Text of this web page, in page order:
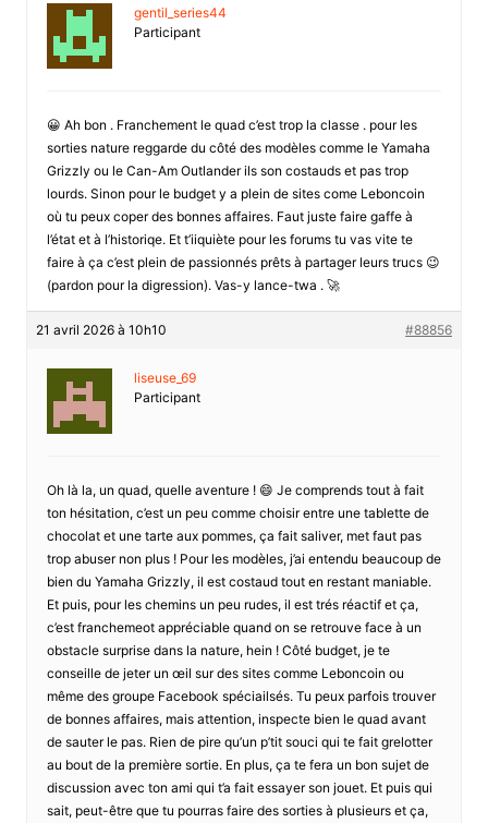
gentil_series44
Participant
😀 Ah bon . Franchement le quad c’est trop la classe . pour les
sorties nature reggarde du côté des modèles comme le Yamaha
Grizzly ou le Can-Am Outlander ils son costauds et pas trop
lourds. Sinon pour le budget y a plein de sites come Leboncoin
où tu peux coper des bonnes affaires. Faut juste faire gaffe à
l’état et à l’historiqe. Et t’iiquiète pour les forums tu vas vite te
faire à ça c’est plein de passionnés prêts à partager leurs trucs 😉
(pardon pour la digression). Vas-y lance-twa . 🚀
21 avril 2026 à 10h10 #88856
liseuse_69
Participant
Oh là la, un quad, quelle aventure ! 😄 Je comprends tout à fait
ton hésitation, c’est un peu comme choisir entre une tablette de
chocolat et une tarte aux pommes, ça fait saliver, met faut pas
trop abuser non plus ! Pour les modèles, j’ai entendu beaucoup de
bien du Yamaha Grizzly, il est costaud tout en restant maniable.
Et puis, pour les chemins un peu rudes, il est trés réactif et ça,
c’est franchemeot appréciable quand on se retrouve face à un
obstacle surprise dans la nature, hein ! Côté budget, je te
conseille de jeter un œil sur des sites comme Leboncoin ou
même des groupe Facebook spéciailsés. Tu peux parfois trouver
de bonnes affaires, mais attention, inspecte bien le quad avant
de sauter le pas. Rien de pire qu’un p’tit souci qui te fait grelotter
au bout de la première sortie. En plus, ça te fera un bon sujet de
discussion avec ton ami qui t’a fait essayer son jouet. Et puis qui
sait, peut-être que tu pourras faire des sorties à plusieurs et ça,